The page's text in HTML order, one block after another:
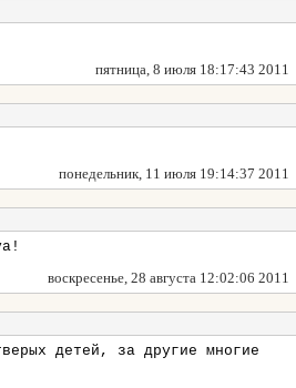
пятница, 8 июля 18:17:43 2011
понедельник, 11 июля 19:14:37 2011
воскресенье, 28 августа 12:02:06 2011
детей, за другие многие